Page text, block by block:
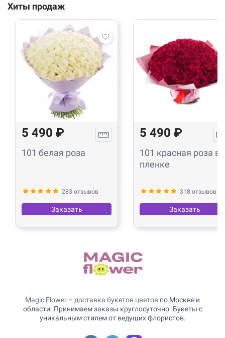
Хиты продаж
5 490 ₽
101 белая роза
283 отзывов
Заказать
5 490 ₽
101 красная роза в
пленке
318 отзывов
Заказать
Magic Flower – доставка букетов цветов по Москве и
области. Принимаем заказы круглосуточно. Букеты с
уникальным стилем от ведущих флористов.